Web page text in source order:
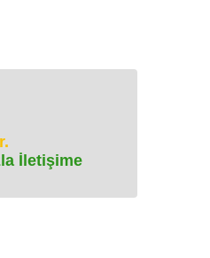
İletişime